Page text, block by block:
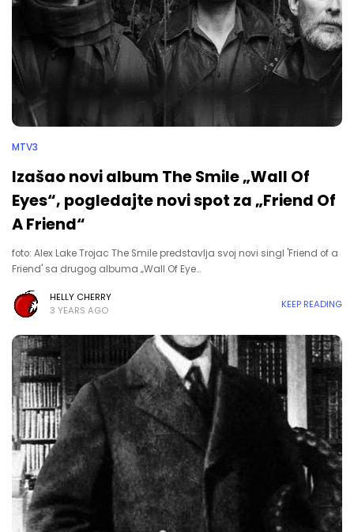
MTV3
Izašao novi album The Smile „Wall Of
Eyes“, pogledajte novi spot za „Friend Of
A Friend“
foto: Alex Lake Trojac The Smile predstavlja svoj novi singl 'Friend of a
Friend' sa drugog albuma „Wall Of Eye…
HELLY CHERRY
3 YEARS AGO
KEEP READING